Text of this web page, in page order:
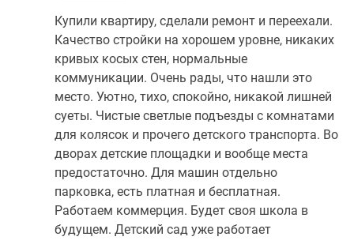
Купили квартиру, сделали ремонт и переехали.
Качество стройки на хорошем уровне, никаких
кривых косых стен, нормальные
коммуникации. Очень рады, что нашли это
место. Уютно, тихо, спокойно, никакой лишней
суеты. Чистые светлые подъезды с комнатами
для колясок и прочего детского транспорта. Во
дворах детские площадки и вообще места
предостаточно. Для машин отдельно
парковка, есть платная и бесплатная.
Работаем коммерция. Будет своя школа в
будущем. Детский сад уже работает